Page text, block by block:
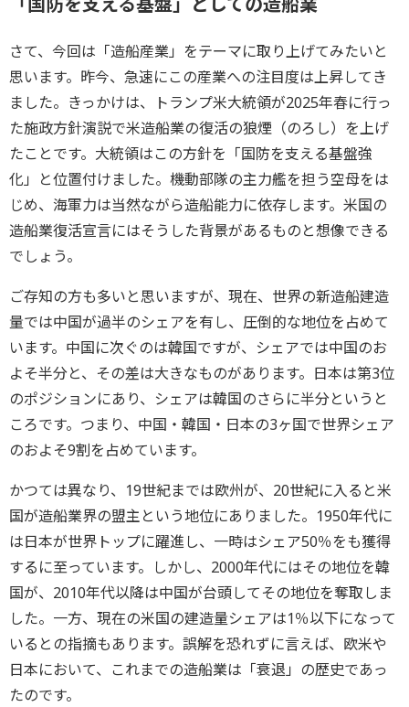
さて、今回は「造船産業」をテーマに取り上げてみたいと
思います。昨今、急速にこの産業への注目度は上昇してき
ました。きっかけは、トランプ米大統領が2025年春に行っ
た施政方針演説で米造船業の復活の狼煙（のろし）を上げ
たことです。大統領はこの方針を「国防を支える基盤強
化」と位置付けました。機動部隊の主力艦を担う空母をは
じめ、海軍力は当然ながら造船能力に依存します。米国の
造船業復活宣言にはそうした背景があるものと想像できる
でしょう。
ご存知の方も多いと思いますが、現在、世界の新造船建造
量では中国が過半のシェアを有し、圧倒的な地位を占めて
います。中国に次ぐのは韓国ですが、シェアでは中国のお
よそ半分と、その差は大きなものがあります。日本は第3位
のポジションにあり、シェアは韓国のさらに半分というと
ころです。つまり、中国・韓国・日本の3ヶ国で世界シェア
のおよそ9割を占めています。
かつては異なり、19世紀までは欧州が、20世紀に入ると米
国が造船業界の盟主という地位にありました。1950年代に
は日本が世界トップに躍進し、一時はシェア50％をも獲得
するに至っています。しかし、2000年代にはその地位を韓
国が、2010年代以降は中国が台頭してその地位を奪取しま
した。一方、現在の米国の建造量シェアは1％以下になって
いるとの指摘もあります。誤解を恐れずに言えば、欧米や
日本において、これまでの造船業は「衰退」の歴史であっ
たのです。